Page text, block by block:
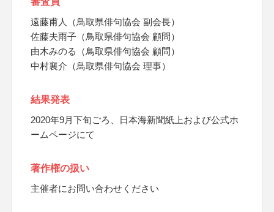
遠藤甫人（鳥取県俳句協会 副会長）
佐藤夫雨子（鳥取県俳句協会 顧問）
由木みのる（鳥取県俳句協会 顧問）
中村襄介（鳥取県俳句協会 理事）
結果発表
2020年9月下旬ごろ、日本海新聞紙上および公式ホ
ームページにて
著作権の扱い
主催者にお問い合わせください